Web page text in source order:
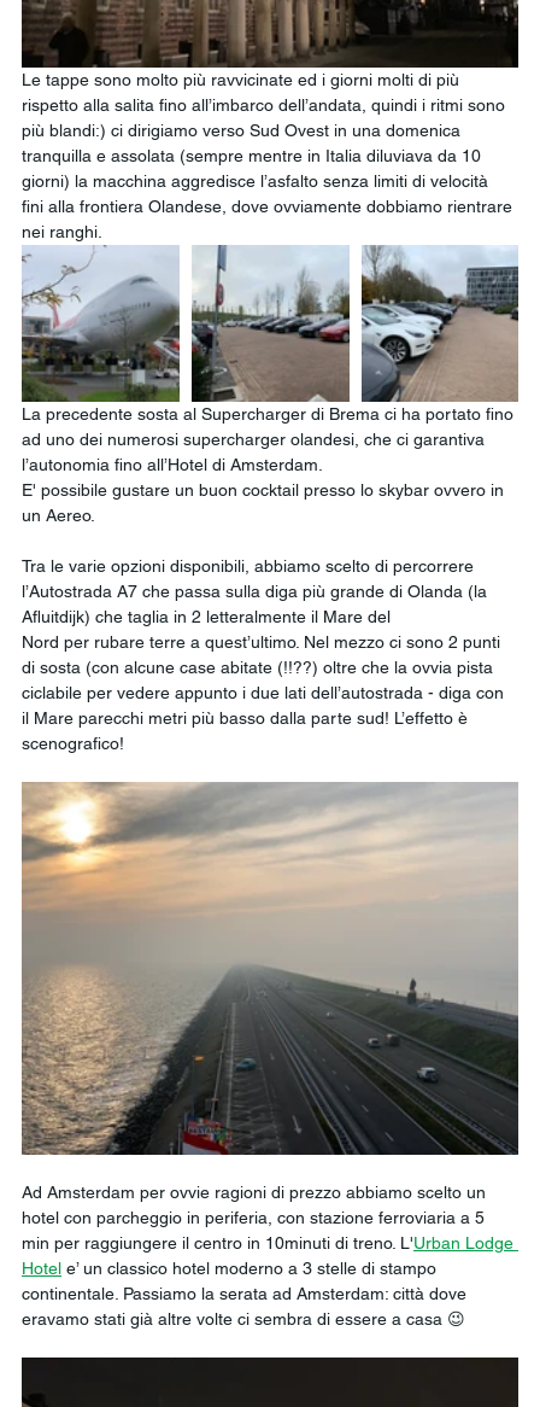
Le tappe sono molto più ravvicinate ed i giorni molti di più
rispetto alla salita fino all’imbarco dell’andata, quindi i ritmi sono
più blandi:) ci dirigiamo verso Sud Ovest in una domenica
tranquilla e assolata (sempre mentre in Italia diluviava da 10
giorni) la macchina aggredisce l’asfalto senza limiti di velocità
fini alla frontiera Olandese, dove ovviamente dobbiamo rientrare
nei ranghi.
La precedente sosta al Supercharger di Brema ci ha portato fino
ad uno dei numerosi supercharger olandesi, che ci garantiva
l’autonomia fino all’Hotel di Amsterdam.
E' possibile gustare un buon cocktail presso lo skybar ovvero in
un Aereo.
Tra le varie opzioni disponibili, abbiamo scelto di percorrere
l’Autostrada A7 che passa sulla diga più grande di Olanda (la
Afluitdijk) che taglia in 2 letteralmente il Mare del
Nord per rubare terre a quest’ultimo. Nel mezzo ci sono 2 punti
di sosta (con alcune case abitate (!!??) oltre che la ovvia pista
ciclabile per vedere appunto i due lati dell’autostrada - diga con
il Mare parecchi metri più basso dalla parte sud! L’effetto è
scenografico!
Ad Amsterdam per ovvie ragioni di prezzo abbiamo scelto un
hotel con parcheggio in periferia, con stazione ferroviaria a 5
min per raggiungere il centro in 10minuti di treno. L'Urban Lodge
Hotel e’ un classico hotel moderno a 3 stelle di stampo
continentale. Passiamo la serata ad Amsterdam: città dove
eravamo stati già altre volte ci sembra di essere a casa 😉